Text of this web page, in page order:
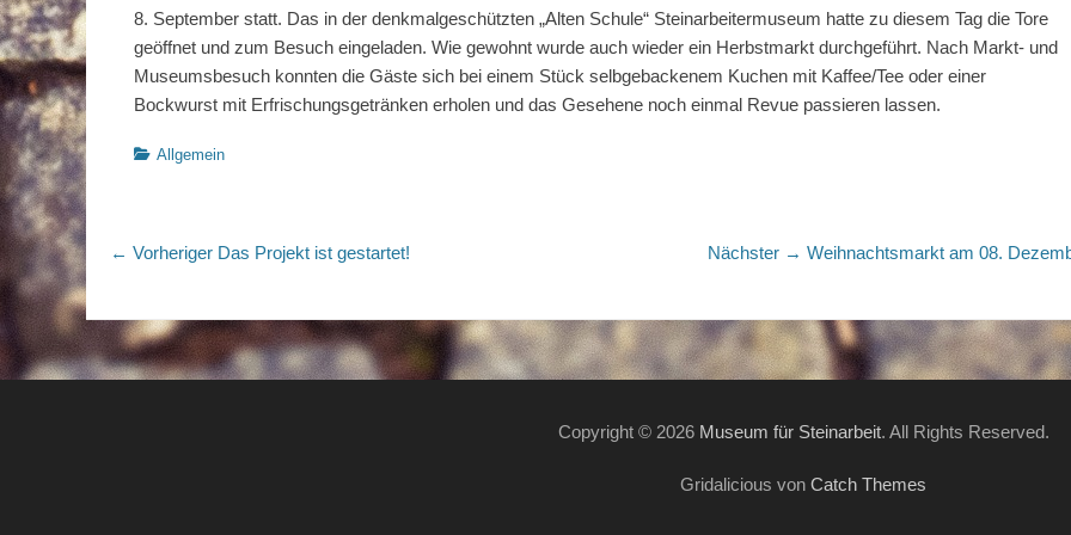
8. September statt. Das in der denkmalgeschützten „Alten Schule“ Steinarbeitermuseum hatte zu diesem Tag die Tore
geöffnet und zum Besuch eingeladen. Wie gewohnt wurde auch wieder ein Herbstmarkt durchgeführt. Nach Markt- und
Museumsbesuch konnten die Gäste sich bei einem Stück selbgebackenem Kuchen mit Kaffee/Tee oder einer
Bockwurst mit Erfrischungsgetränken erholen und das Gesehene noch einmal Revue passieren lassen.
Kategorien
Allgemein
Beitragsnavigation
← Vorheriger Vorheriger
Das Projekt ist gestartet! Nächster → Nächster
Weihnachtsmarkt am 08.
Copyright © 2026 Museum für Steinarbeit. All Rights Reserved.
Gridalicious von Catch Themes